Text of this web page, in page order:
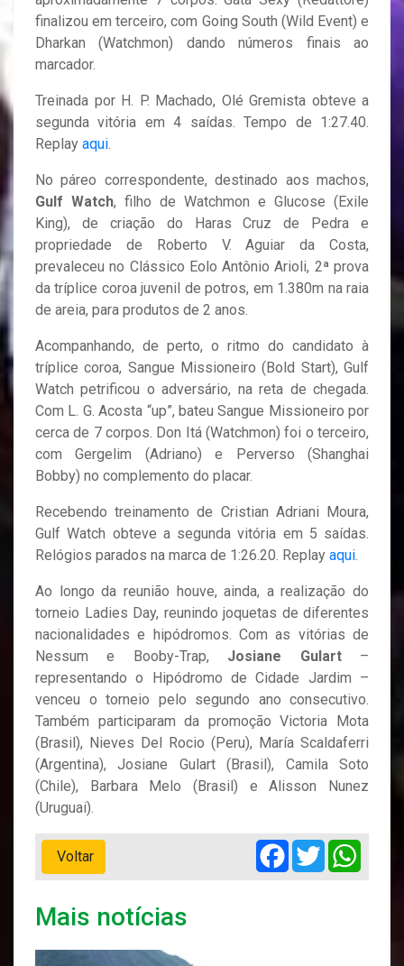
finalizou em terceiro, com Going South (Wild Event) e
Dharkan (Watchmon) dando números finais ao
marcador.
Treinada por H. P. Machado, Olé Gremista obteve a
segunda vitória em 4 saídas. Tempo de 1:27.40.
Replay aqui
No páreo correspondente, destinado aos machos,
Gulf Watch, filho de Watchmon e Glucose (Exile
King), de criação do Haras Cruz de Pedra e
propriedade de Roberto V. Aguiar da Costa,
prevaleceu no Clássico Eolo Antônio Arioli, 2ª prova
da tríplice coroa juvenil de potros, em 1.380m na raia
de areia, para produtos de 2 anos.
Acompanhando, de perto, o ritmo do candidato à
tríplice coroa, Sangue Missioneiro (Bold Start), Gulf
Watch petrificou o adversário, na reta de chegada.
Com L. G. Acosta “up”, bateu Sangue Missioneiro por
cerca de 7 corpos. Don Itá (Watchmon) foi o terceiro,
com Gergelim (Adriano) e Perverso (Shanghai
Bobby) no complemento do placar.
Recebendo treinamento de Cristian Adriani Moura,
Gulf Watch obteve a segunda vitória em 5 saídas.
Relógios parados na marca de 1:26.20. Replay aqui
Ao longo da reunião houve, ainda, a realização do
torneio Ladies Day, reunindo joquetas de diferentes
nacionalidades e hipódromos. Com as vitórias de
Nessum e Booby-Trap, Josiane Gulart–
representando o Hipódromo de Cidade Jardim –
venceu o torneio pelo segundo ano consecutivo.
Também participaram da promoção Victoria Mota
(Brasil), Nieves Del Rocio (Peru), María Scaldaferri
(Argentina), Josiane Gulart (Brasil), Camila Soto
(Chile), Barbara Melo (Brasil) e Alisson Nunez
(Uruguai).
Voltar
Facebook
Twitter
Mais notícias